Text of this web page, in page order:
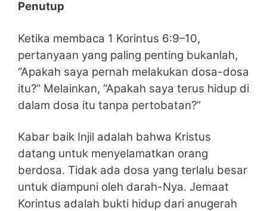
Penutup
Ketika membaca 1 Korintus 6:9–10,
pertanyaan yang paling penting bukanlah,
“Apakah saya pernah melakukan dosa-dosa
itu?” Melainkan, “Apakah saya terus hidup di
dalam dosa itu tanpa pertobatan?”
Kabar baik Injil adalah bahwa Kristus
datang untuk menyelamatkan orang
berdosa. Tidak ada dosa yang terlalu besar
untuk diampuni oleh darah-Nya. Jemaat
Korintus adalah bukti hidup dari anugerah